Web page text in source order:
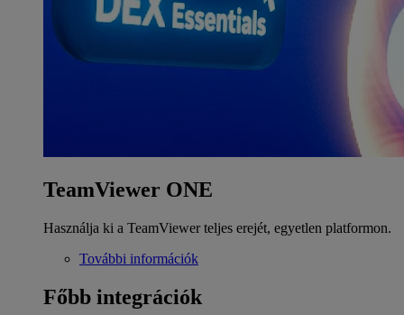
TeamViewer ONE
Használja ki a TeamViewer teljes erejét, egyetlen platformon.
További információk
Főbb integrációk